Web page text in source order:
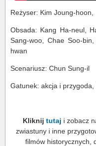
Reżyser: Kim Joung-hoon,
Obsada: Kang Ha-neul,
Sang-woo, Chae Soo-
hwan
Scenariusz: Chun Sung-il
Gatunek: akcja i
Kliknij tutaj i zobacz
zwiastuny i inne
filmów historycznych,